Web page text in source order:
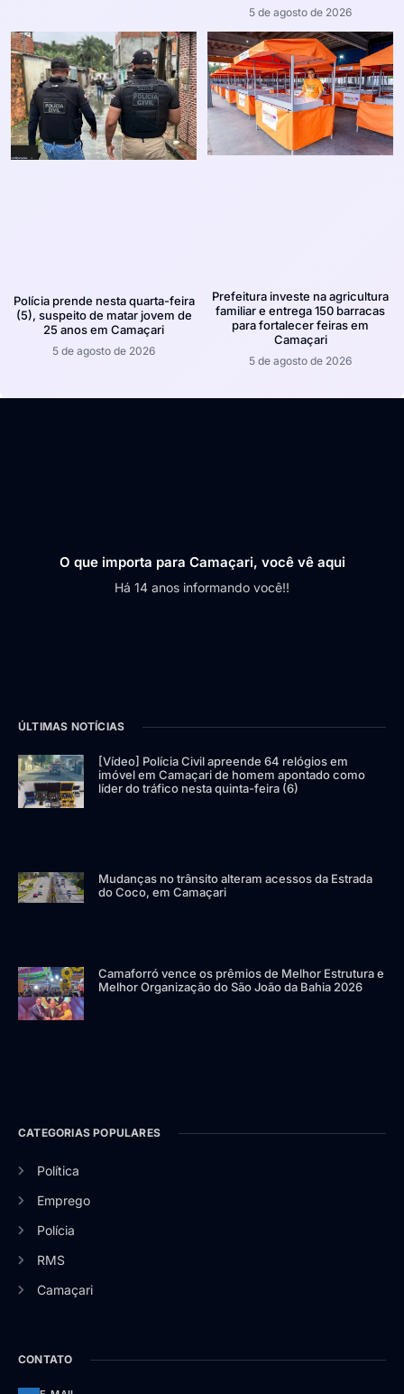
5 de agosto de 2026
Polícia prende nesta quarta-feira
(5), suspeito de matar jovem de
25 anos em Camaçari
5 de agosto de 2026
Prefeitura investe na agricultura
familiar e entrega 150 barracas
para fortalecer feiras em
Camaçari
5 de agosto de 2026
O que importa para Camaçari, você vê aqui
Há 14 anos informando você!!
ÚLTIMAS NOTÍCIAS
[Vídeo] Polícia Civil apreende 64 relógios em
imóvel em Camaçari de homem apontado como
líder do tráfico nesta quinta-feira (6)
Mudanças no trânsito alteram acessos da Estrada
do Coco, em Camaçari
Camaforró vence os prêmios de Melhor Estrutura e
Melhor Organização do São João da Bahia 2026
CATEGORIAS POPULARES
Política
Emprego
Polícia
RMS
Camaçari
CONTATO